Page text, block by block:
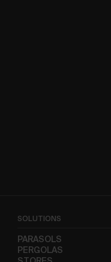
SOLUTIONS
PARASOLS
PERGOLAS